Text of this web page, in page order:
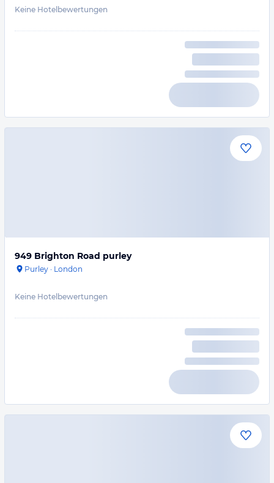
Keine Hotelbewertungen
949 Brighton Road purley
Purley · London
Keine Hotelbewertungen